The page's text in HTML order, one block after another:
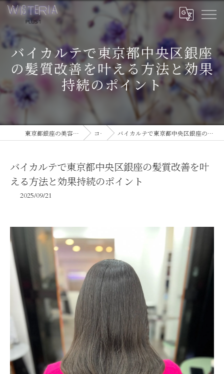
バイカルテで東京都中央区銀座
の髪質改善を叶える方法と効果
持続のポイント
東京都銀座の美容室ならWISTERIA PLUS 1 コラム バイカルテで東京都中央区銀座の髪質改善を叶える方法と効果持続のポイント
バイカルテで東京都中央区銀座の髪質改善を叶
える方法と効果持続のポイント
2025/09/21